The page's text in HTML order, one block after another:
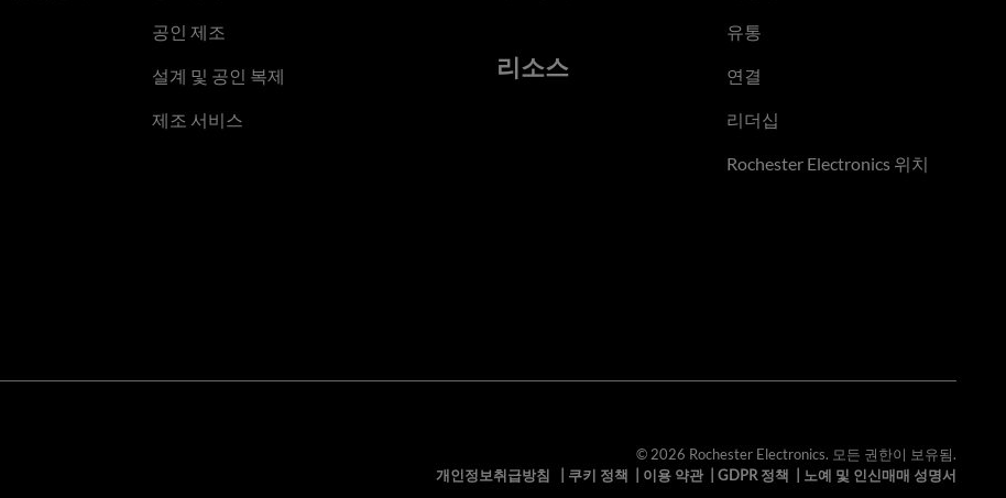
공인 제조
설계 및 공인 복제
제조 서비스
리소스
유통
연결
리더십
Rochester Electronics 위치
© 2026 Rochester Electronics. 모든 권한이 보유됨.
개인정보취급방침
쿠키 정책 이용 약관| GDPR 정책 노예 및 인신매매 성명서